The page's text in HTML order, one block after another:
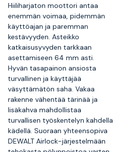
Hiiliharjaton moottori antaa
enemmän voimaa, pidemmän
käyttöajan ja paremman
kestävyyden. Asteikko
katkaisusyvyden tarkkaan
asettamiseen 64 mm asti.
Hyvän tasapainon ansiosta
turvallinen ja käyttäjää
väsyttämätön saha. Vakaa
rakenne vähentää tärinää ja
lisäkahva mahdollistaa
turvallisen työskentelyn kahdella
kädellä. Suoraan yhteensopiva
DEWALT Airlock-järjestelmään